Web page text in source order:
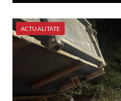
ACTUALITATE